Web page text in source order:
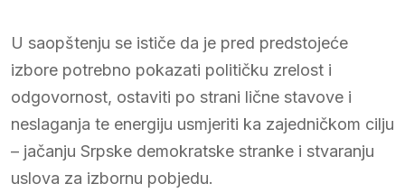
U saopštenju se ističe da je pred predstojeće
izbore potrebno pokazati političku zrelost i
odgovornost, ostaviti po strani lične stavove i
neslaganja te energiju usmjeriti ka zajedničkom cilju
– jačanju Srpske demokratske stranke i stvaranju
uslova za izbornu pobjedu.